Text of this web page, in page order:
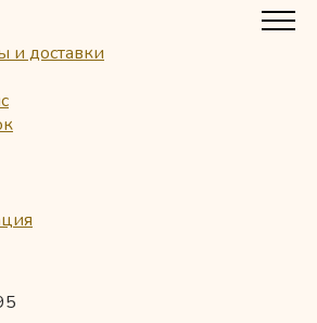
и доставки